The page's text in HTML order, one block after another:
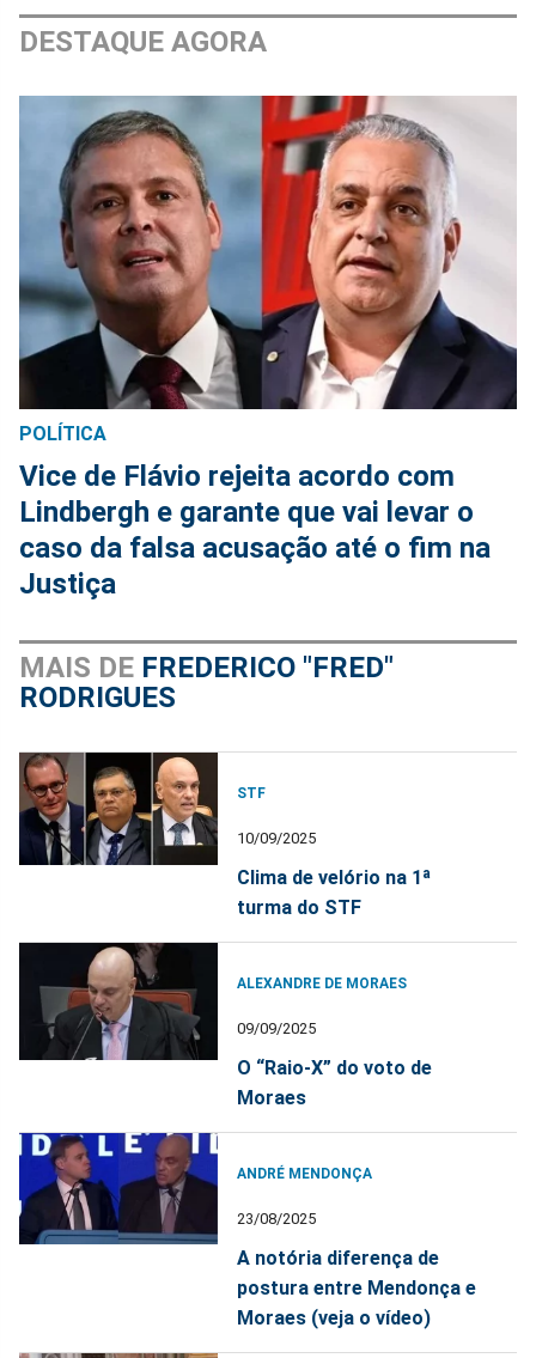
DESTAQUE AGORA
POLÍTICA
Vice de Flávio rejeita acordo com
Lindbergh e garante que vai levar o
caso da falsa acusação até o fim na
Justiça
MAIS DE FREDERICO "FRED"
RODRIGUES
STF
10/09/2025
Clima de velório na 1ª
turma do STF
ALEXANDRE DE MORAES
09/09/2025
O “Raio-X” do voto de
Moraes
ANDRÉ MENDONÇA
23/08/2025
A notória diferença de
postura entre Mendonça e
Moraes (veja o vídeo)